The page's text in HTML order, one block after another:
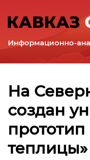
Информационно-
Интервью
Аналитика
Комментарии
Регионы
Республика
Республика
Ингушетия
Кабардино-
Балкарская
Республика
Карачаево-
Черкесская
На
создан
теплицы»